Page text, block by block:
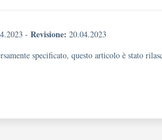
- Revisione: 20.04.2023
specificato, questo articolo è stato